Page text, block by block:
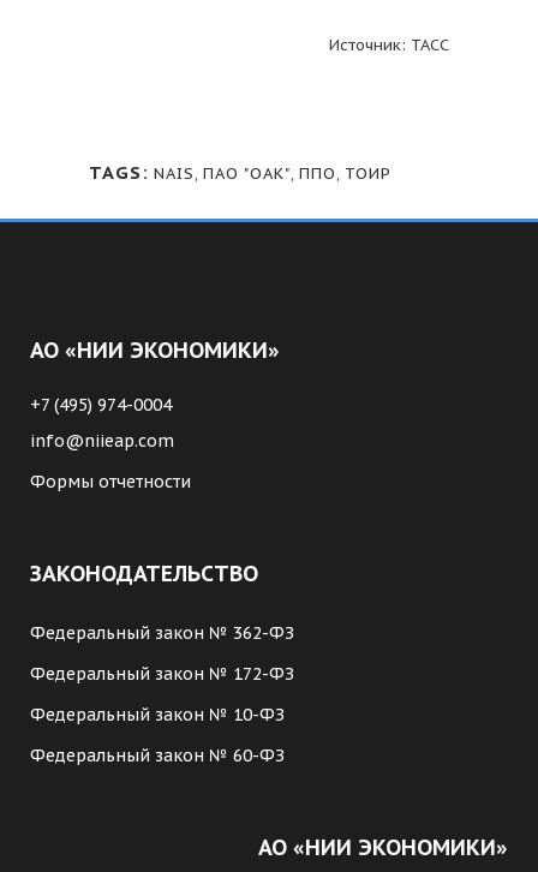
Источник: ТАСС
TAGS: NAIS, ПАО "ОАК", ППО, ТОИР
АО «НИИ ЭКОНОМИКИ»
+7 (495) 974-0004
info@niieap.com
Формы отчетности
ЗАКОНОДАТЕЛЬСТВО
Федеральный закон № 362-ФЗ
Федеральный закон № 172-ФЗ
Федеральный закон № 10-ФЗ
Федеральный закон № 60-ФЗ
АО «НИИ ЭКОНОМИКИ»